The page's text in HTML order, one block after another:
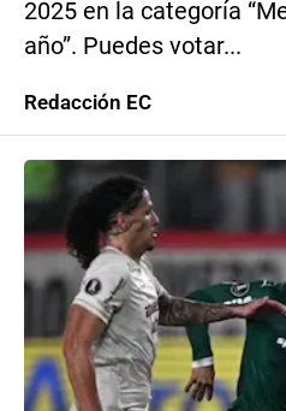
2025 en la categoría
año”. Puedes votar...
Redacción EC